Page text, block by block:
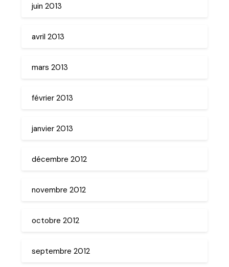
juin 2013
avril 2013
mars 2013
février 2013
janvier 2013
décembre 2012
novembre 2012
octobre 2012
septembre 2012